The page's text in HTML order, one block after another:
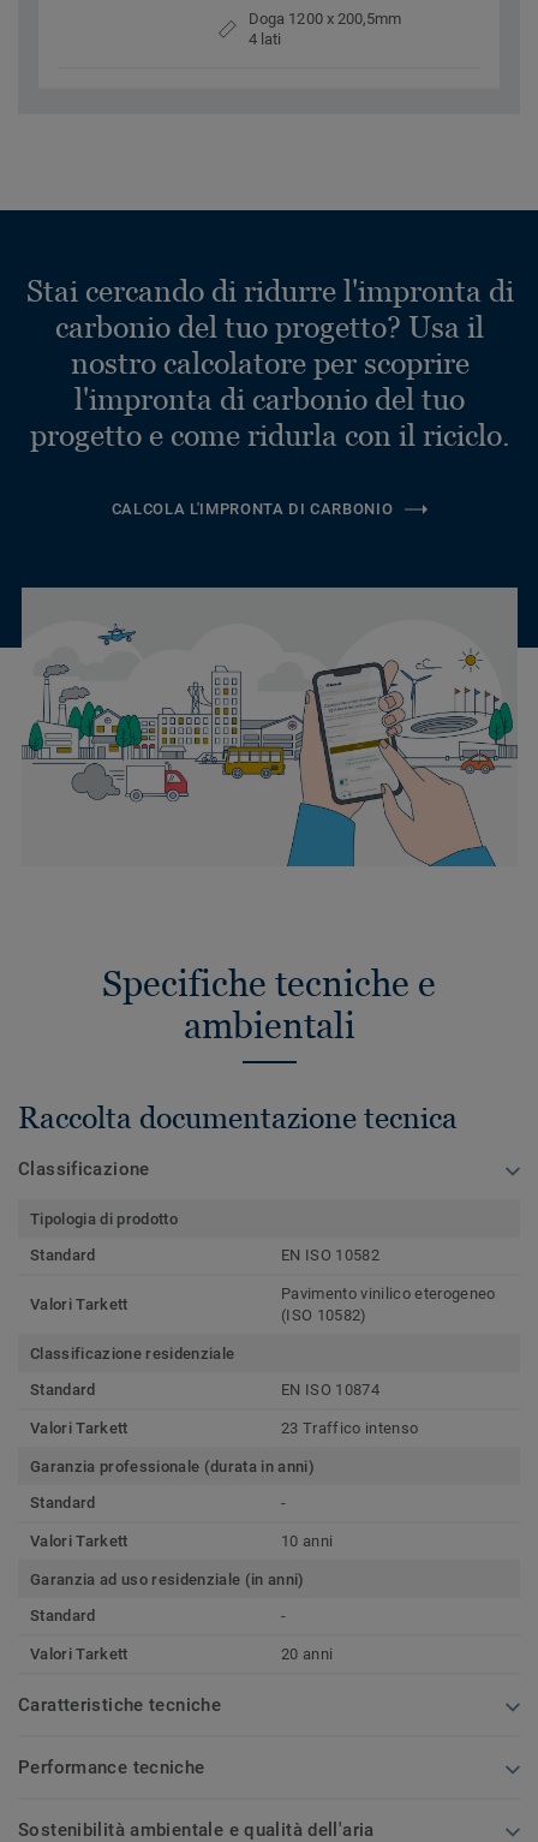
Doga 1200 x 200,5mm
4 lati
Stai cercando di ridurre l'impronta di
carbonio del tuo progetto? Usa il
nostro calcolatore per scoprire
l'impronta di carbonio del tuo
progetto e come ridurla con il riciclo.
CALCOLA L'IMPRONTA DI CARBONIO
Specifiche tecniche e
ambientali
Raccolta documentazione tecnica
Classificazione
Tipologia di prodotto
Standard
EN ISO 10582
Valori Tarkett
Pavimento vinilico eterogeneo
(ISO 10582)
Classificazione residenziale
Standard
EN ISO 10874
Valori Tarkett 23 Traffico intenso
Garanzia professionale (durata in anni)
Standard
-
Valori Tarkett 10 anni
Garanzia ad uso residenziale (in anni)
Standard
-
Valori Tarkett 20 anni
Caratteristiche tecniche
Performance tecniche
Sostenibilità ambientale e qualità dell'aria